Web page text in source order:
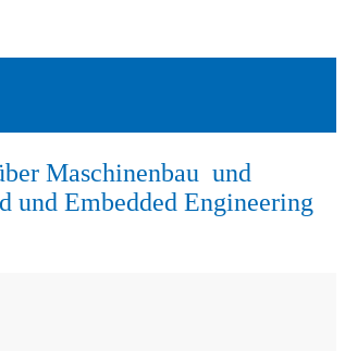
Maschinenbau und
und Embedded Engineering